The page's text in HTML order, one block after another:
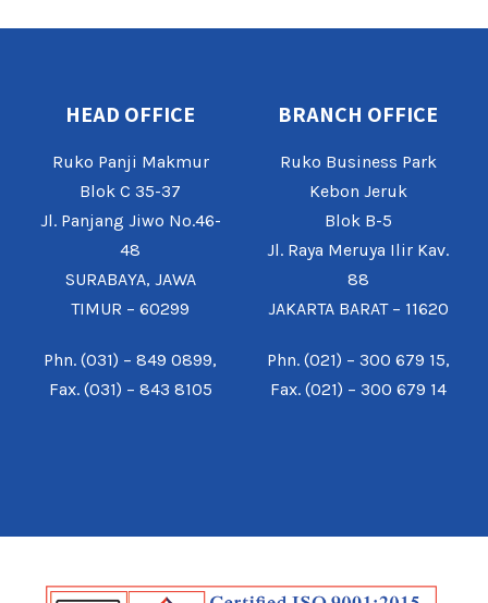
HEAD OFFICE
Ruko Panji Makmur
Blok C 35-37
Jl. Panjang Jiwo No.46-
48
SURABAYA, JAWA
TIMUR – 60299
Phn. (031) – 849 0899,
Fax. (031) – 843 8105
BRANCH OFFICE
Ruko Business Park
Kebon Jeruk
Blok B-5
Jl. Raya Meruya Ilir Kav.
88
JAKARTA BARAT – 11620
Phn. (021) – 300 679 15,
Fax. (021) – 300 679 14